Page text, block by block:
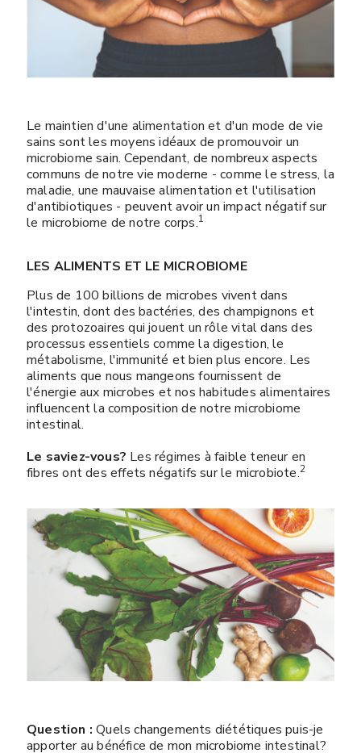
Le maintien d'une alimentation et d'un mode de vie
sains sont les moyens idéaux de promouvoir un
microbiome sain. Cependant, de nombreux aspects
communs de notre vie moderne - comme le stress, la
maladie, une mauvaise alimentation et l'utilisation
d'antibiotiques - peuvent avoir un impact négatif sur
le microbiome de notre corps.​​​​​​​1
LES ALIMENTS ET LE MICROBIOME
Plus de 100 billions de microbes vivent dans
l'intestin, dont des bactéries, des champignons et
des protozoaires qui jouent un rôle vital dans des
processus essentiels comme la digestion, le
métabolisme, l'immunité et bien plus encore. Les
aliments que nous mangeons fournissent de
l'énergie aux microbes et nos habitudes alimentaires
influencent la composition de notre microbiome
intestinal.
Le saviez-vous? Les régimes à faible teneur en
fibres ont des effets négatifs sur le microbiote.2
Question :Quels changements diététiques puis-je
apporter au bénéfice de mon microbiome intestinal?